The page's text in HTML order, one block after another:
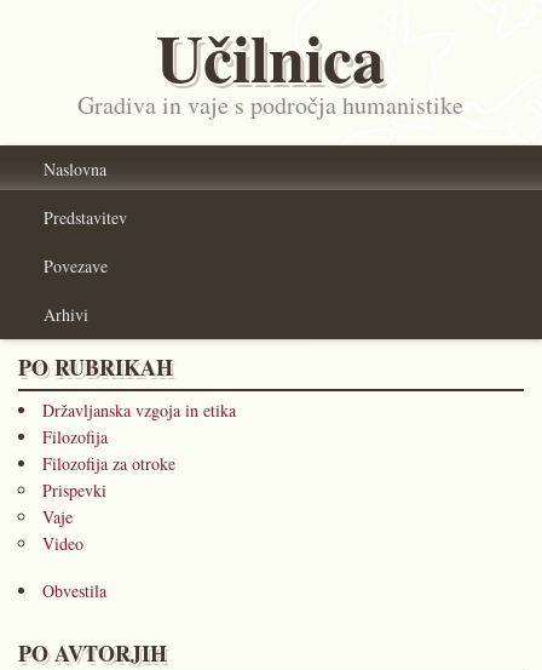
Učilnica
Gradiva in vaje s področja humanistike
Naslovna
Predstavitev
Povezave
Arhivi
PO RUBRIKAH
Državljanska vzgoja in etika
Filozofija
Filozofija za otroke
Prispevki
Vaje
Video
Obvestila
PO AVTORJIH